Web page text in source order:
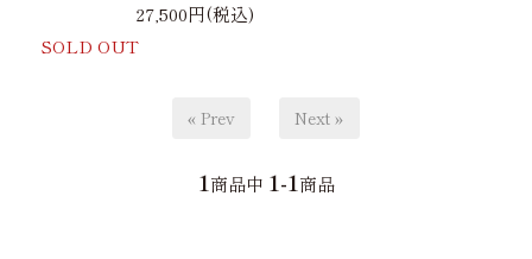
27,500円(税込)
SOLD OUT
« Prev Next »
1商品中 1-1商品